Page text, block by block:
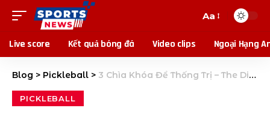
Aa
Live score Kết quả bóng đá Video clips Ngoại Hạng
Blog > Pickleball > 3 Chìa Khóa Để Thống Trị – The Dink Pickleball
PICKLEBALL